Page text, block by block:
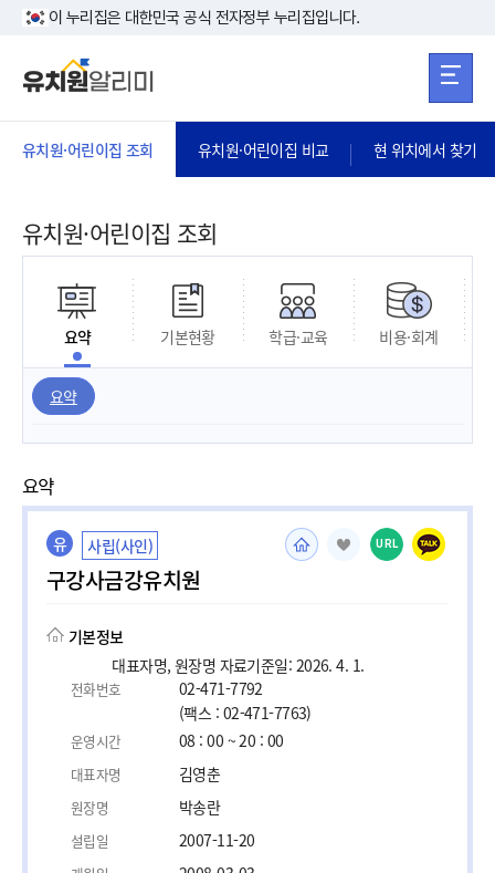
본문 바로가기
이 누리집은 대한민국 공식 전자정부 누리집입니다.
유치원·어린이집 조회 유치원·어린이집 비교 현 위치에서 찾기
유치원·어린이집 조회
요약 기본현황 학급·교육 비용·회계
요약
요약
유 사립(사인)
구강사금강유치원
URL
기본정보
대표자명, 원장명 자료기준일: 2026. 4. 1.
전화번호
02-471-7792
(팩스 : 02-471-7763)
운영시간 08 : 00 ~ 20 : 00
대표자명 김영춘
원장명 박송란
설립일 2007-11-20